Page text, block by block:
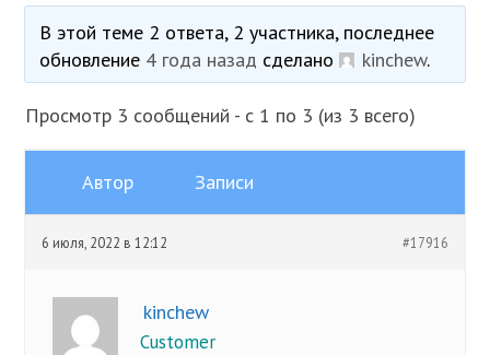
В этой теме 2 ответа, 2 участника, последнее
обновление 4 года назад сделано kinchew.
Просмотр 3 сообщений - с 1 по 3 (из 3 всего)
Автор Записи
6 июля, 2022 в 12:12 #17916
kinchew
Customer